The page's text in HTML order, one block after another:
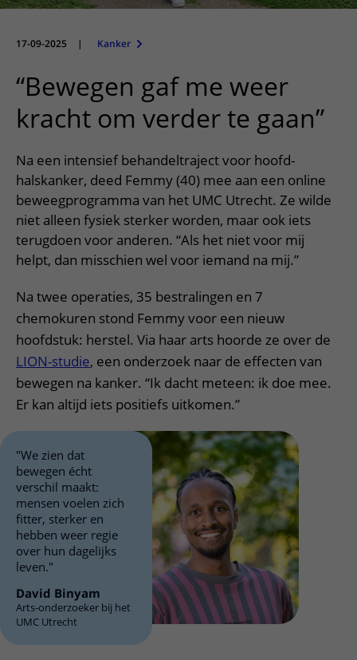
Onderzoeken en diagnostiek
Bloedprikken
Wachttijden
Wijzigen patiëntgegevens
Mijn UMC Utrecht patiëntportaal
Faciliteiten en voorzieningen
Bezoekregels
Parkeren
Wegwijs in het ziekenhuis
Contact met polikliniek
Contact met verpleegafdeling
Het Wilhelmina Kinderziekenhuis
Diagnostiek aanvragen
Zorgverlenersportaal
Onderwijs
Werken bij het UMC Utrecht
17-09-2025 | Kanker
“Bewegen gaf me weer
kracht om verder te gaan”
Na een intensief behandeltraject voor hoofd-
halskanker, deed Femmy (40) mee aan een online
beweegprogramma van het UMC Utrecht. Ze wilde
niet alleen fysiek sterker worden, maar ook iets
terugdoen voor anderen. “Als het niet voor mij
helpt, dan misschien wel voor iemand na mij.”
Na twee operaties, 35 bestralingen en 7
chemokuren stond Femmy voor een nieuw
hoofdstuk: herstel. Via haar arts hoorde ze over de
LION-studie, een onderzoek naar de effecten van
bewegen na kanker. “Ik dacht meteen: ik doe mee.
Er kan altijd iets positiefs uitkomen.”
"We zien dat
bewegen écht
verschil maakt:
mensen voelen zich
fitter, sterker en
hebben weer regie
over hun dagelijks
leven."
David Binyam
Arts-onderzoeker bij het
UMC Utrecht